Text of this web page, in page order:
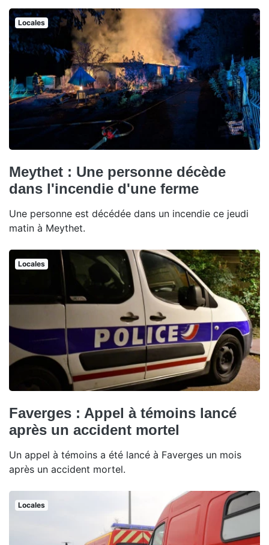
Locales
Meythet : Une personne décède
dans l'incendie d'une ferme
Une personne est décédée dans un incendie ce jeudi
matin à Meythet.
Locales
Faverges : Appel à témoins lancé
après un accident mortel
Un appel à témoins a été lancé à Faverges un mois
après un accident mortel.
Locales